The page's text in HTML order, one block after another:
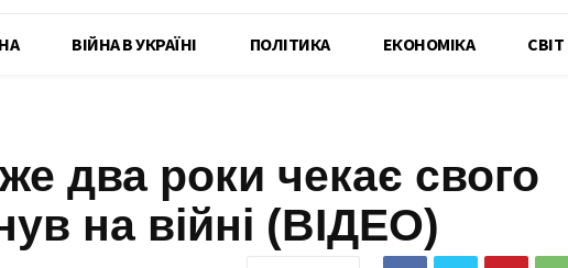
ВІЙНА В УКРАЇНІ ПОЛІТИКА ЕКОНОМІКА СВІТ
два роки чекає свого
на війні (ВІДЕО)